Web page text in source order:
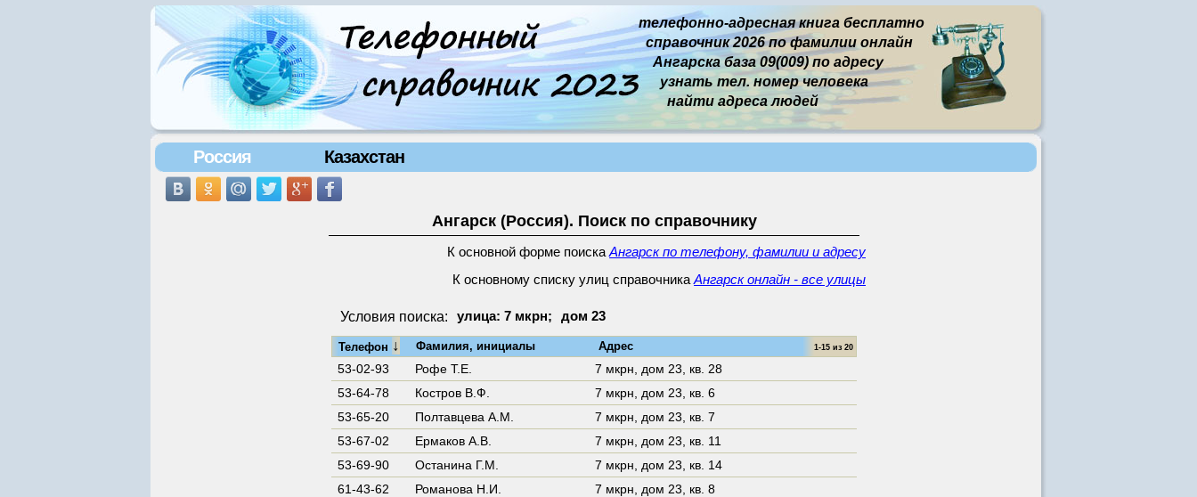
телефонно-адресная книга бесплатно
справочник 2026 по фамилии онлайн
Ангарска база 09(009) по адресу
узнать тел. номер человека
найти адреса людей
Россия Казахстан
Ангарск (Россия). Поиск по справочнику
К основной форме поиска Ангарск по телефону, фамилии и адресу
К основному списку улиц справочника Ангарск онлайн - все улицы
Условия поиска: улица: 7 мкрн; дом 23
Телефон ↓ Фамилия, инициалы Адрес 1-15 из 20
53-02-93 Рофе Т.Е. 7 мкрн, дом 23
кв. 28
53-64-78
Костров В.Ф. 7 мкрн, дом 23
кв. 6
53-65-20
Полтавцева А.М. 7 мкрн, дом 23
кв. 7
53-67-02
Ермаков А.В. 7 мкрн, дом 23
кв. 11
53-69-90
Останина Г.М. 7 мкрн, дом 23
кв. 14
61-43-62
Романова Н.И. 7 мкрн, дом 23
кв. 8